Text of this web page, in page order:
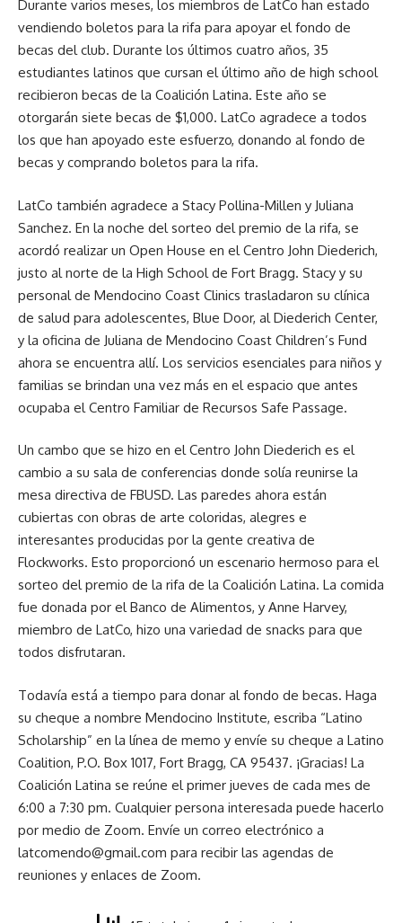
Durante varios meses, los miembros de LatCo han estado
vendiendo boletos para la rifa para apoyar el fondo de
becas del club. Durante los últimos cuatro años, 35
estudiantes latinos que cursan el último año de high school
recibieron becas de la Coalición Latina. Este año se
otorgarán siete becas de $1,000. LatCo agradece a todos
los que han apoyado este esfuerzo, donando al fondo de
becas y comprando boletos para la rifa.
LatCo también agradece a Stacy Pollina-Millen y Juliana
Sanchez. En la noche del sorteo del premio de la rifa, se
acordó realizar un Open House en el Centro John Diederich,
justo al norte de la High School de Fort Bragg. Stacy y su
personal de Mendocino Coast Clinics trasladaron su clínica
de salud para adolescentes, Blue Door, al Diederich Center,
y la oficina de Juliana de Mendocino Coast Children’s Fund
ahora se encuentra allí. Los servicios esenciales para niños y
familias se brindan una vez más en el espacio que antes
ocupaba el Centro Familiar de Recursos Safe Passage.
Un cambo que se hizo en el Centro John Diederich es el
cambio a su sala de conferencias donde solía reunirse la
mesa directiva de FBUSD. Las paredes ahora están
cubiertas con obras de arte coloridas, alegres e
interesantes producidas por la gente creativa de
Flockworks. Esto proporcionó un escenario hermoso para el
sorteo del premio de la rifa de la Coalición Latina. La comida
fue donada por el Banco de Alimentos, y Anne Harvey,
miembro de LatCo, hizo una variedad de snacks para que
todos disfrutaran.
Todavía está a tiempo para donar al fondo de becas. Haga
su cheque a nombre Mendocino Institute, escriba “Latino
Scholarship” en la línea de memo y envíe su cheque a Latino
Coalition, P.O. Box 1017, Fort Bragg, CA 95437. ¡Gracias! La
Coalición Latina se reúne el primer jueves de cada mes de
6:00 a 7:30 pm. Cualquier persona interesada puede hacerlo
por medio de Zoom. Envíe un correo electrónico a
latcomendo@gmail.com para recibir las agendas de
reuniones y enlaces de Zoom.